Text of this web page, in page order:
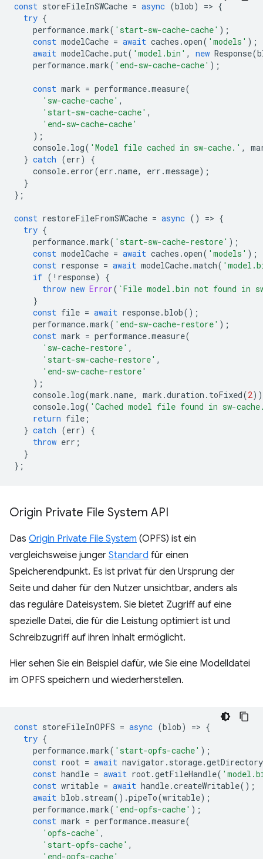
const storeFileInSWCache = async (blob) => {
try {
performance.mark( 'start-sw-cache-cache' );
const modelCache = await caches .open( 'models' );
await modelCache.put( 'model.bin' , new Response(
performance.mark( 'end-sw-cache-cache' );
const mark = performance.measure(
'sw-cache-cache' ,
'start-sw-cache-cache' ,
'end-sw-cache-cache'
);
console. log( 'Model file cached in sw-cache.' ,
} catch (err)
{
console. error(err .name, err .message);
}
};
const restoreFileFromSWCache = async () => {
try {
performance.mark( 'start-sw-cache-restore' );
const modelCache = await caches .open( 'models' );
const response = await modelCache.match(
if ( ! response)
{
throw new Error( `File model.bin not found in
}
const file = await response.blob();
performance.mark( 'end-sw-cache-restore' );
const mark = performance.measure(
'sw-cache-restore' ,
'start-sw-cache-restore' ,
'end-sw-cache-restore'
);
console. log(mark .name, mark .duration . toFixed(2
console. log( 'Cached model file found in sw-
return file ;
} catch (err)
{
throw err ;
}
};
Origin Private File System API
Das Origin Private File System (OPFS) ist ein
vergleichsweise junger Standard für einen
Speicherendpunkt. Es ist privat für den Ursprung der
Seite und daher für den Nutzer unsichtbar, anders als
das reguläre Dateisystem. Sie bietet Zugriff auf eine
spezielle Datei, die für die Leistung optimiert ist und
Schreibzugriff auf ihren Inhalt ermöglicht.
Hier sehen Sie ein Beispiel dafür, wie Sie eine Modelldatei
im OPFS speichern und wiederherstellen.
const storeFileInOPFS = async (blob) => {
try {
performance.mark( 'start-opfs-cache' );
const root = await navigator . storage.getDirectory
const handle = await root.getFileHandle(
const writable = await handle.createWritable();
await blob . stream().pipeTo(writable);
performance.mark( 'end-opfs-cache' );
const mark = performance.measure(
'opfs-cache' ,
'start-opfs-cache' ,
'end-opfs-cache'